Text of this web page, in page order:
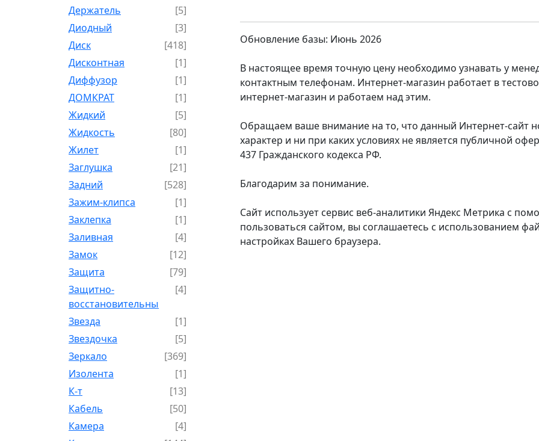
Держатель
[5]
Диодный
[3]
Диск
[418]
Дисконтная
[1]
Диффузор
[1]
ДОМКРАТ
[1]
Жидкий
[5]
Жидкость
[80]
Жилет
[1]
Заглушка
[21]
Задний
[528]
Зажим-клипса
[1]
Заклепка
[1]
Заливная
[4]
Замок
[12]
Защита
[79]
Защитно-
восстановительный
[4]
Звезда
[1]
Звездочка
[5]
Зеркало
[369]
Изолента
[1]
К-т
[13]
Кабель
[50]
Камера
[4]
Обновление базы: Июнь 2026
В настоящее время точную цену необходимо узнавать у
контактным телефонам. Интернет-магазин работает в
интернет-магазин и работаем над этим.
Обращаем ваше внимание на то, что данный Интернет-сайт
характер и ни при каких условиях не является публичной
437 Гражданского кодекса РФ.
Благодарим за понимание.
Сайт использует сервис веб-аналитики Яндекс Метрика с
пользоваться сайтом, вы соглашаетесь с использованием
настройках Вашего браузера.